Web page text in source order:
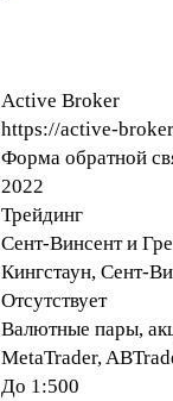
Active Broker
https://active-
Форма обратной
2022
Трейдинг
Сент-Винсент и
Кингстаун, Сент-
Отсутствует
Валютные пары,
MetaTrader,
До 1:500